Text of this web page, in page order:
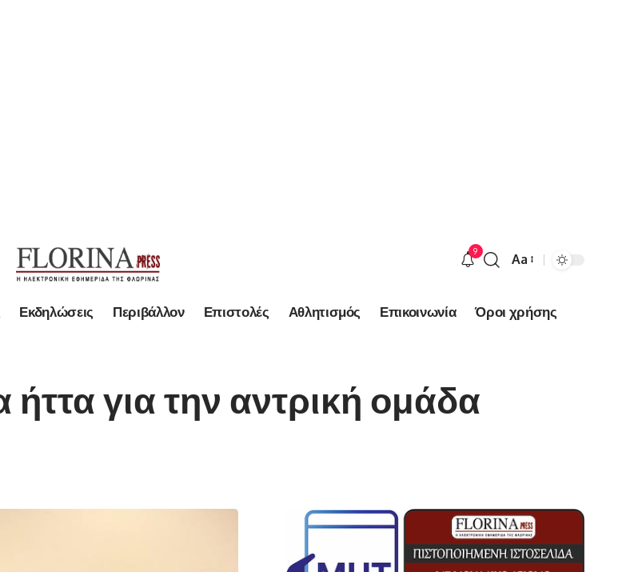
9
Font
Aa
Εκδηλώσεις Περιβάλλον Επιστολές Αθλητισμός Επικοινωνία Όροι χρήσης
ήττα για την αντρική ομάδα